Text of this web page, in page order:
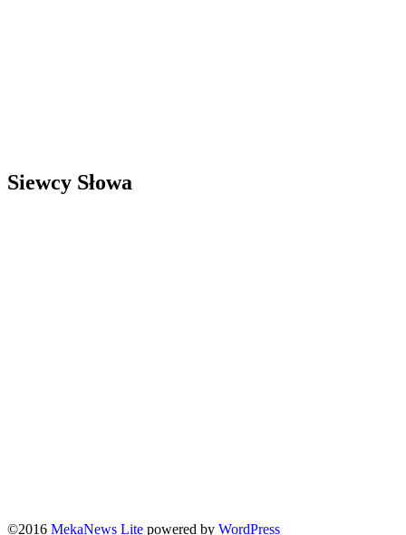
Siewcy Słowa
©2016 MekaNews Lite powered by WordPress